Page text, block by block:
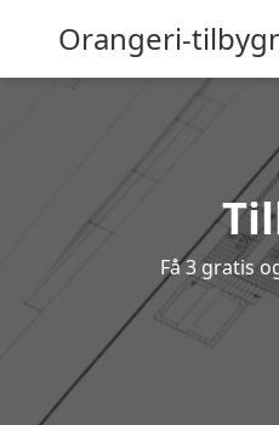
Orangeri-
Få 3 gratis